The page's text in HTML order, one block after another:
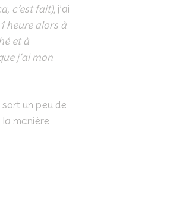
c’est fait), j’ai
heure alors à
et à
j’ai mon
un peu de
la manière